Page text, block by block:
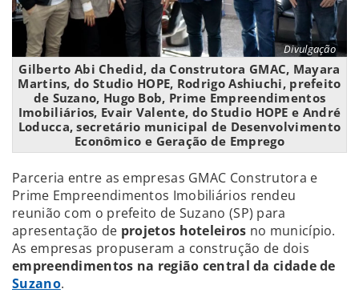
Divulgação
Gilberto Abi Chedid, da Construtora GMAC, Mayara
Martins, do Studio HOPE, Rodrigo Ashiuchi, prefeito
de Suzano, Hugo Bob, Prime Empreendimentos
Imobiliários, Evair Valente, do Studio HOPE e André
Loducca, secretário municipal de Desenvolvimento
Econômico e Geração de Emprego
Parceria entre as empresas GMAC Construtora e
Prime Empreendimentos Imobiliários rendeu
reunião com o prefeito de Suzano (SP) para
apresentação de projetos hoteleiros no município.
As empresas propuseram a construção de dois
empreendimentos na região central da cidade de
Suzano.